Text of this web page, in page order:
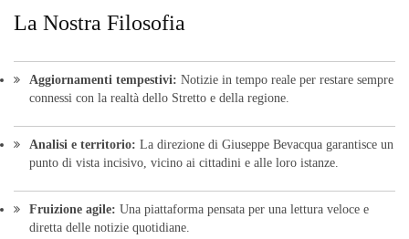
La Nostra Filosofia
Aggiornamenti tempestivi: Notizie in tempo reale per restare sempre
connessi con la realtà dello Stretto e della regione.
Analisi e territorio: La direzione di Giuseppe Bevacqua garantisce un
punto di vista incisivo, vicino ai cittadini e alle loro istanze.
Fruizione agile: Una piattaforma pensata per una lettura veloce e
diretta delle notizie quotidiane.